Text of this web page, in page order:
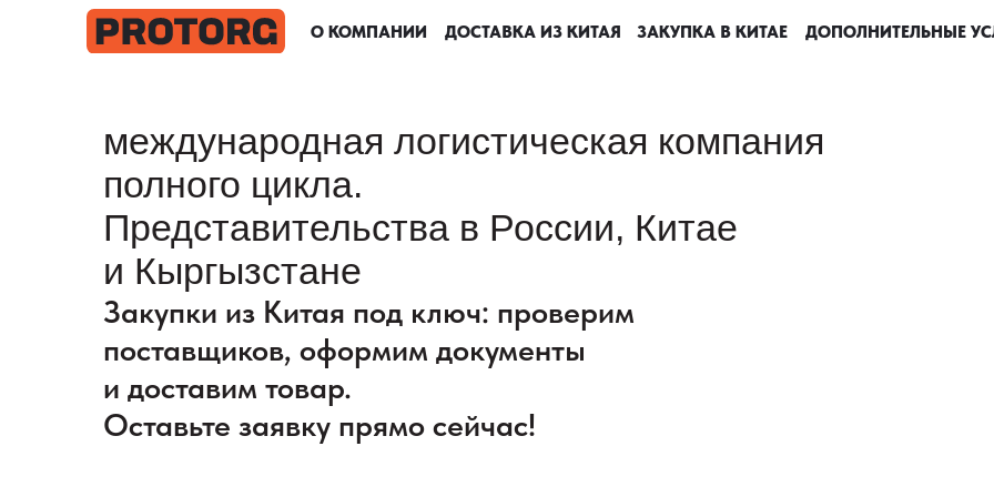
ДОПОЛНИТЕЛЬНЫЕ
О КОМПАНИИ ДОСТАВКА ИЗ КИТАЯ ЗАКУПКА В КИТАЕ ДОПОЛНИТЕЛЬНЫЕ
О КОМПАНИИ ДОСТАВКА ИЗ КИТАЯ ЗАКУПКА В КИТАЕ
международная логистическая компания
полного цикла.
Представительства в России, Китае
и Кыргызстане
Закупки из Китая под ключ: проверим
поставщиков, оформим документы
и доставим товар.
Оставьте заявку прямо сейчас!
ДОПОЛНИТЕЛЬНЫЕ
О КОМПАНИИ ДОСТАВКА ИЗ КИТАЯ ЗАКУПКА В КИТАЕ ДОПОЛНИТЕЛЬНЫЕ
О КОМПАНИИ ДОСТАВКА ИЗ КИТАЯ ЗАКУПКА В КИТАЕ